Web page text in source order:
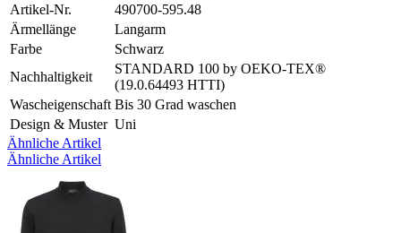
Artikel-Nr.
490700-595.48
Ärmellänge
Langarm
Farbe
Schwarz
Nachhaltigkeit
STANDARD 100 by OEKO-TEX®
(19.0.64493 HTTI)
Wascheigenschaft Bis 30 Grad waschen
Design & Muster Uni
Ähnliche Artikel
Ähnliche Artikel